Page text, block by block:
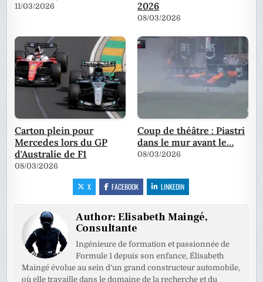
11/03/2026 2026
08/03/2026
Carton plein pour
Mercedes lors du GP
d'Australie de F1
08/03/2026
Coup de théâtre : Piastri
dans le mur avant le…
08/03/2026
X FACEBOOK LINKEDIN
Author:Elisabeth Maingé,
Consultante
Ingénieure de formation et passionnée de
Formule 1 depuis son enfance, Élisabeth
Maingé évolue au sein d’un grand constructeur automobile,
où elle travaille dans le domaine de la recherche et du